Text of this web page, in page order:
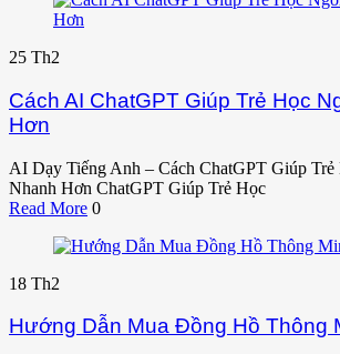
25 Th2
Cách AI ChatGPT Giúp Trẻ Học
Hơn
AI Dạy Tiếng Anh – Cách ChatGPT Giúp
Nhanh Hơn ChatGPT Giúp Trẻ Học
Read More 0
18 Th2
Hướng Dẫn Mua Đồng Hồ Thông